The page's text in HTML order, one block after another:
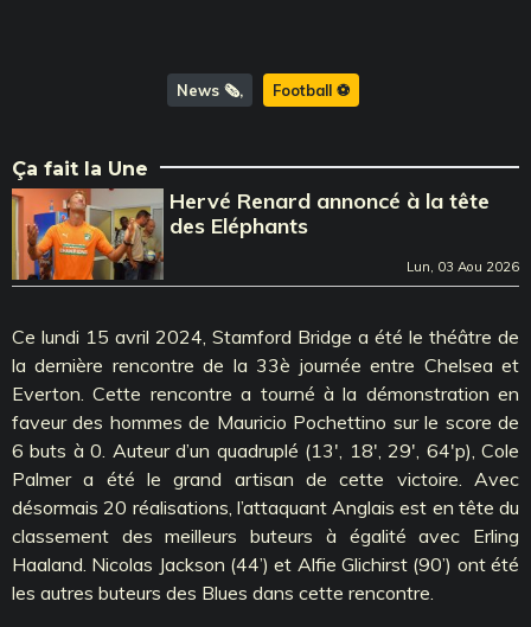
News 🗞️ Football ⚽️
Ça fait la Une
Hervé Renard annoncé à la tête
des Eléphants
Lun, 03 Aou 2026
Ce lundi 15 avril 2024, Stamford Bridge a été le théâtre de
la dernière rencontre de la 33è journée entre Chelsea et
Everton. Cette rencontre a tourné à la démonstration en
faveur des hommes de Mauricio Pochettino sur le score de
6 buts à 0. Auteur d’un quadruplé (13', 18', 29', 64'p), Cole
Palmer a été le grand artisan de cette victoire. Avec
désormais 20 réalisations, l’attaquant Anglais est en tête du
classement des meilleurs buteurs à égalité avec Erling
Haaland. Nicolas Jackson (44’) et Alfie Glichirst (90’) ont été
les autres buteurs des Blues dans cette rencontre.